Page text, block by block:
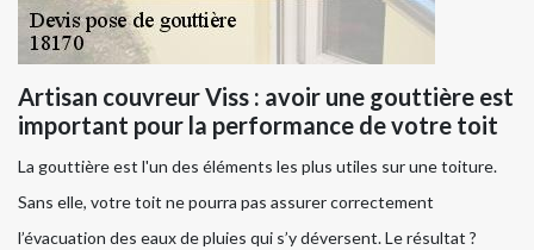
Artisan couvreur Viss : avoir une gouttière est
important pour la performance de votre toit
La gouttière est l'un des éléments les plus utiles sur une toiture.
Sans elle, votre toit ne pourra pas assurer correctement
l’évacuation des eaux de pluies qui s’y déversent. Le résultat ?